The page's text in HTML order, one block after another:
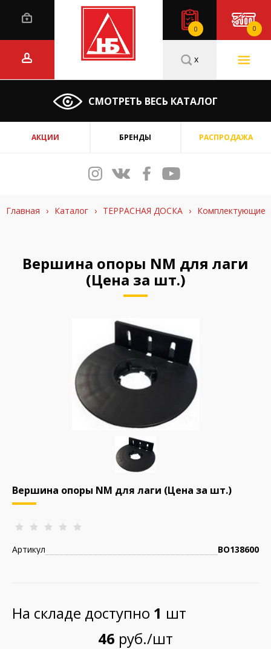
0 0
СМОТРЕТЬ ВЕСЬ КАТАЛОГ
x
АКЦИИ БРЕНДЫ РАСПРОДАЖА
Главная › Каталог › ТЕРРАСНАЯ ДОСКА › Комплектующие
Вершина опоры NM для лаги
(Цена за шт.)
Вершина опоры NM для лаги (Цена за шт.)
Артикул ВО138600
На складе доступно 1 шт
46 руб./шт